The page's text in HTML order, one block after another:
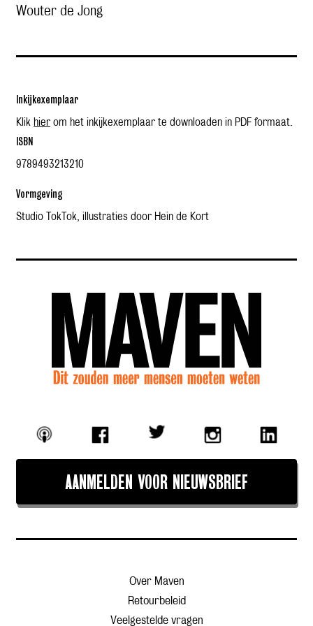
Wouter de Jong
Inkijkexemplaar
Klik hier om het inkijkexemplaar te downloaden in PDF formaat.
ISBN
9789493213210
Vormgeving
Studio TokTok, illustraties door Hein de Kort
AANMELDEN VOOR NIEUWSBRIEF
Over Maven
Retourbeleid
Veelgestelde vragen